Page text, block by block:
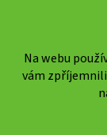
Na webu
vám